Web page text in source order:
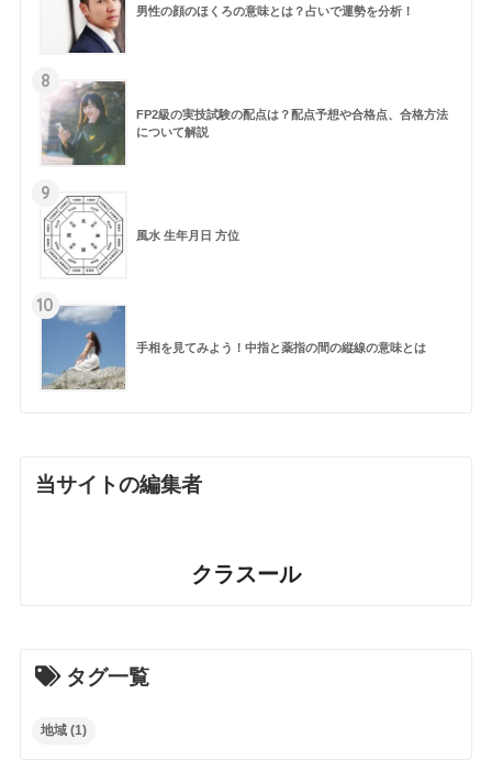
男性の顔のほくろの意味とは？占いで運勢を分析！
8
FP2級の実技試験の配点は？配点予想や合格点、合格方法
について解説
9
風水 生年月日 方位
10
手相を見てみよう！中指と薬指の間の縦線の意味とは
当サイトの編集者
クラスール
タグ一覧
地域(1)